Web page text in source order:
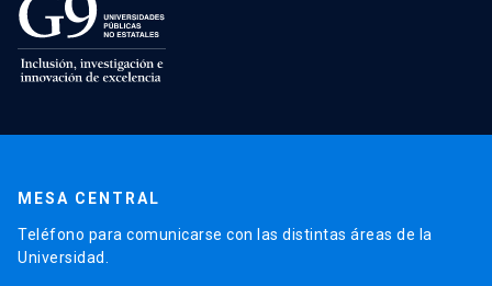
MESA CENTRAL
Teléfono para comunicarse con las distintas áreas de la
Universidad.